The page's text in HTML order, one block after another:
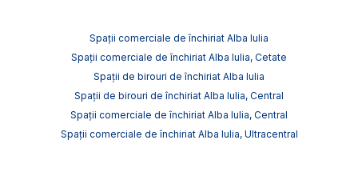
Spații comerciale de închiriat Alba Iulia
Spații comerciale de închiriat Alba Iulia, Cetate
Spații de birouri de închiriat Alba Iulia
Spații de birouri de închiriat Alba Iulia, Central
Spații comerciale de închiriat Alba Iulia, Central
Spații comerciale de închiriat Alba Iulia, Ultracentral